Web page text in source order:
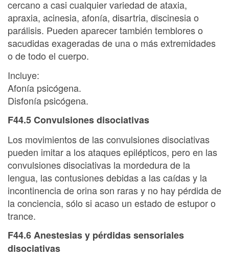
cercano a casi cualquier variedad de ataxia,
apraxia, acinesia, afonía, disartria, discinesia o
parálisis. Pueden aparecer también temblores o
sacudidas exageradas de una o más extremidades
o de todo el cuerpo.
Incluye:
Afonía psicógena.
Disfonía psicógena.
F44.5 Convulsiones disociativas
Los movimientos de las convulsiones disociativas
pueden imitar a los ataques epilépticos, pero en las
convulsiones disociativas la mordedura de la
lengua, las contusiones debidas a las caídas y la
incontinencia de orina son raras y no hay pérdida de
la conciencia, sólo si acaso un estado de estupor o
trance.
F44.6 Anestesias y pérdidas sensoriales
disociativas